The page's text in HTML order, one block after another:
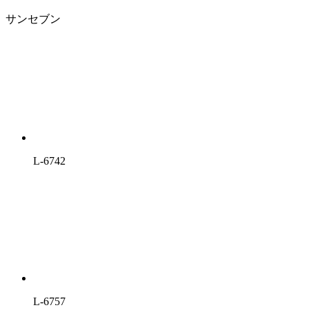
サンセブン
L-6742
L-6757